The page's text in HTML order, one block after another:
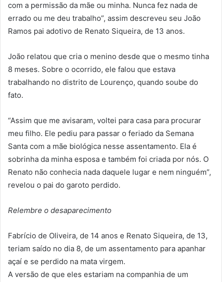
com a permissão da mãe ou minha. Nunca fez nada de
errado ou me deu trabalho”, assim descreveu seu João
Ramos pai adotivo de Renato Siqueira, de 13 anos.
João relatou que cria o menino desde que o mesmo tinha
8 meses. Sobre o ocorrido, ele falou que estava
trabalhando no distrito de Lourenço, quando soube do
fato.
“Assim que me avisaram, voltei para casa para procurar
meu filho. Ele pediu para passar o feriado da Semana
Santa com a mãe biológica nesse assentamento. Ela é
sobrinha da minha esposa e também foi criada por nós. O
Renato não conhecia nada daquele lugar e nem ninguém”,
revelou o pai do garoto perdido.
Relembre o desaparecimento
Fabrício de Oliveira, de 14 anos e Renato Siqueira, de 13,
teriam saído no dia 8, de um assentamento para apanhar
açaí e se perdido na mata virgem.
A versão de que eles estariam na companhia de um